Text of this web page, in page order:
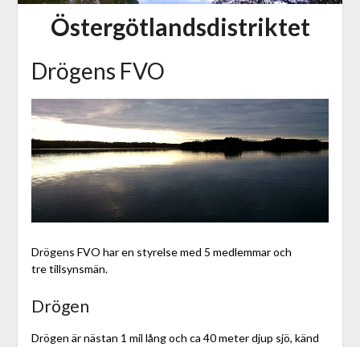
Östergötlandsdistriktet
Drögens FVO
Drögens FVO har en styrelse med 5 medlemmar och
tre tillsynsmän.
Drögen
Drögen är nästan 1 mil lång och ca 40 meter djup sjö, känd